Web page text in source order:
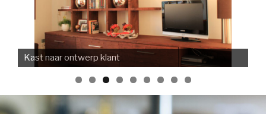
Kast naar ontwerp klant